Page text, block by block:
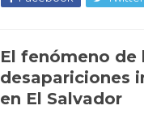
El fenómeno de
desapariciones
en El Salvador